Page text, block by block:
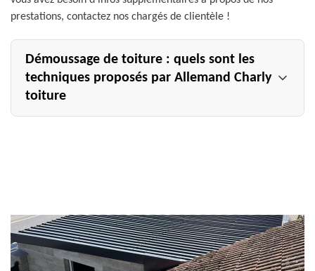
prestations, contactez nos chargés de clientèle !
Démoussage de toiture : quels sont les
techniques proposés par Allemand Charly
toiture
le toit est déjà recouvert par le végétal. Dans les deux
cas, il utilise des produits respectueux de l’environnement
et son équipe peut se déplacer dans le 51240 et dans la